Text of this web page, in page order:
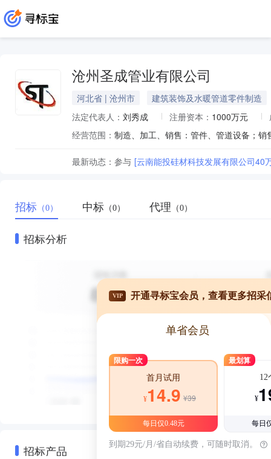
沧州圣成管业有限公司
河北省 | 沧州市
建筑装饰及水暖管道零件制造
法定代表人： 刘秀成 注册资本： 1000万元
经营范围：
最新动态： 参与 [云南能投硅材科技发展有限公司40
招标 （0） 中标 （0） 代理 （0）
招标分析
招标产品
VIP 开通寻标宝会员，查看更多招采
单省会员
限购一次
首月试用
¥14.9 ¥39
每日仅0.48元
最划算
12
¥
每日
到期29元/月/省自动续费，可随时取消。